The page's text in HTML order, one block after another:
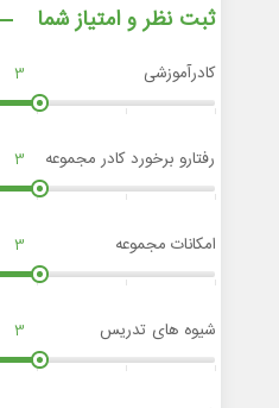
ثبت نظر و امتیاز شما
کادرآموزشی 3
رفتارو برخورد کادر مجموعه 3
امکانات مجموعه 3
شیوه های تدریس 3